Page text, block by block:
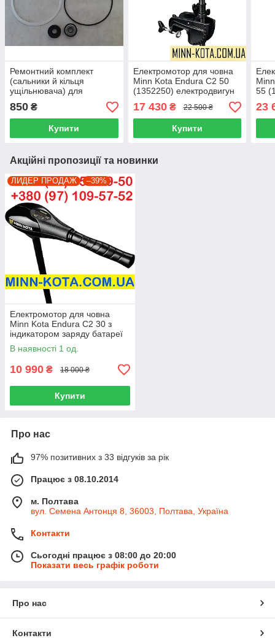
Ремонтний комплект
(сальники й кільця
ущільнювача) для
човнового електромотора
Minn kota 50-55 (2888460)
850 ₴
Купити
Електромотор для човна
Minn Kota Endura C2 50
(1352250) електродвигун
17 430₴ 22 500 ₴
Купити
55
23
Акційні пропозиції та новинки
ЛИДЕР ПРОДАЖ –39%
Електромотор для човна
Minn Kota Endura C2 30 з
індикатором заряду батареї
(1352270M) електродвигун
для човна
В наявності 1 од.
10 990 ₴ 18 000 ₴
Купити
Про нас
97% позитивних з 33 відгуків за рік
Працює з 08.10.2014
м. Полтава
вул. Семена Антонця 8, 36003, Полтава, Україна
Контакти
Сьогодні працює з 08:00 до 20:00
Показати весь графік роботи
Про нас
Контакти